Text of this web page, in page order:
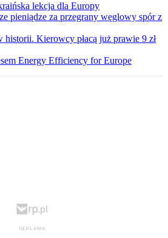
lekcja dla Europy
pieniądze za przegrany węglowy spór z
historii. Kierowcy płacą już prawie 9 zł
Energy Efficiency for Europe